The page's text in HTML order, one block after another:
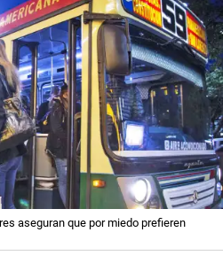
aseguran que por miedo prefieren